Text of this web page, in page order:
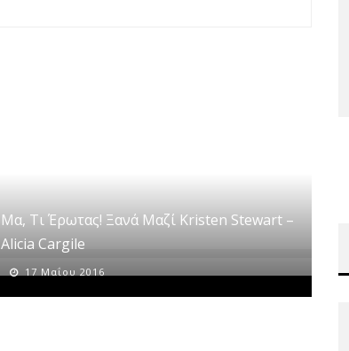
Μα, Τι Έρωτας! Ξανά Μαζί Kristen Stewart –
Alicia Cargile
17 Μαΐου 2016